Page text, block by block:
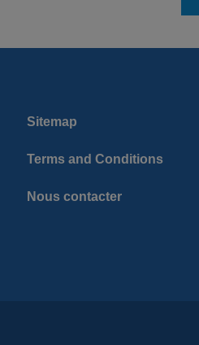
Sitemap
Terms and Conditions
Nous contacter